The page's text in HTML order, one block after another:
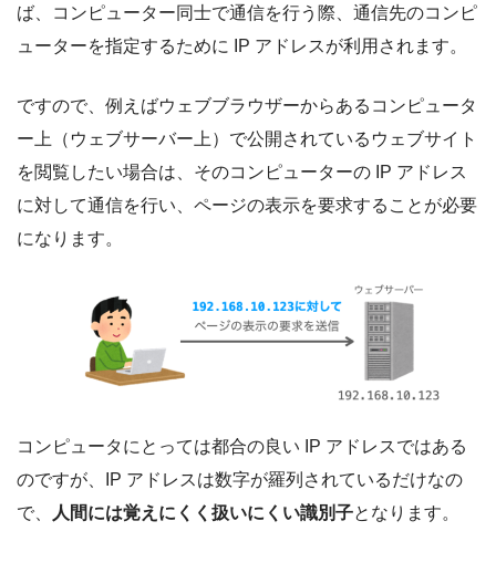
ば、コンピューター同士で通信を行う際、通信先のコンピ
ューターを指定するために IP アドレスが利用されます。
ですので、例えばウェブブラウザーからあるコンピュータ
ー上（ウェブサーバー上）で公開されているウェブサイト
を閲覧したい場合は、そのコンピューターの IP アドレス
に対して通信を行い、ページの表示を要求することが必要
になります。
コンピュータにとっては都合の良い IP アドレスではある
のですが、IP アドレスは数字が羅列されているだけなの
で、
人間には覚えにくく扱いにくい識別子となります。